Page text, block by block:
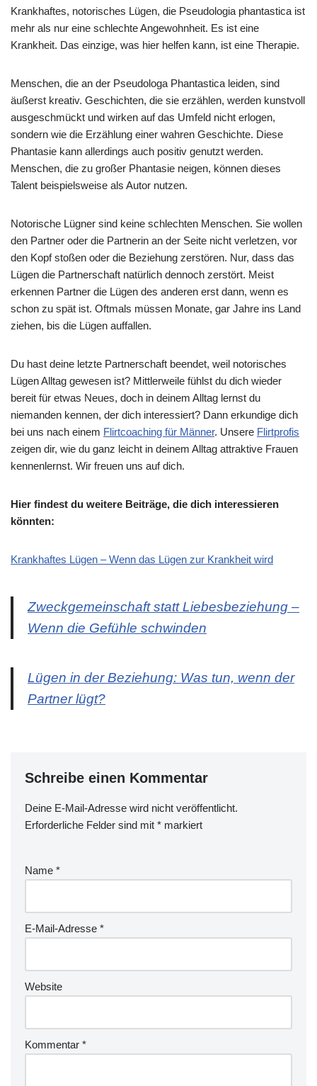
Krankhaftes, notorisches Lügen, die Pseudologia phantastica ist
mehr als nur eine schlechte Angewohnheit. Es ist eine
Krankheit. Das einzige, was hier helfen kann, ist eine Therapie.
Menschen, die an der Pseudologa Phantastica leiden, sind
äußerst kreativ. Geschichten, die sie erzählen, werden kunstvoll
ausgeschmückt und wirken auf das Umfeld nicht erlogen,
sondern wie die Erzählung einer wahren Geschichte. Diese
Phantasie kann allerdings auch positiv genutzt werden.
Menschen, die zu großer Phantasie neigen, können dieses
Talent beispielsweise als Autor nutzen.
Notorische Lügner sind keine schlechten Menschen. Sie wollen
den Partner oder die Partnerin an der Seite nicht verletzen, vor
den Kopf stoßen oder die Beziehung zerstören. Nur, dass das
Lügen die Partnerschaft natürlich dennoch zerstört. Meist
erkennen Partner die Lügen des anderen erst dann, wenn es
schon zu spät ist. Oftmals müssen Monate, gar Jahre ins Land
ziehen, bis die Lügen auffallen.
Du hast deine letzte Partnerschaft beendet, weil notorisches
Lügen Alltag gewesen ist? Mittlerweile fühlst du dich wieder
bereit für etwas Neues, doch in deinem Alltag lernst du
niemanden kennen, der dich interessiert? Dann erkundige dich
bei uns nach einem Flirtcoaching für Männer. Unsere Flirtprofis
zeigen dir, wie du ganz leicht in deinem Alltag attraktive Frauen
kennenlernst. Wir freuen uns auf dich.
Hier findest du weitere Beiträge, die dich interessieren
könnten:
Krankhaftes Lügen – Wenn das Lügen zur Krankheit wird
Zweckgemeinschaft statt Liebesbeziehung –
Wenn die Gefühle schwinden
Lügen in der Beziehung: Was tun, wenn der
Partner lügt?
Schreibe einen Kommentar
Deine E-Mail-Adresse wird nicht veröffentlicht.
Erforderliche Felder sind mit * markiert
Name *
E-Mail-Adresse *
Website
Kommentar *
D
ie
s
el
d
le
r
la